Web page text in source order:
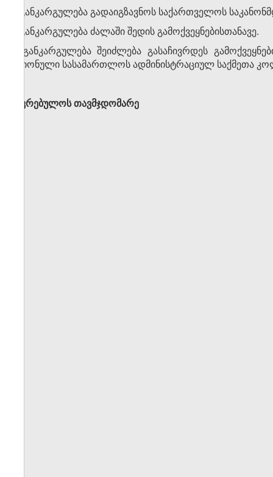
4. განკარგულება გადაიგზავნოს საქართველოს
5. განკარგულება ძალაში შედის გამოქვეყნებისთანავე.
6. განკარგულება შეიძლება გასაჩივრდეს
რაიონული სასამართლოს ადმინისტრაციულ საქმეთა
საკრებულოს თავმჯდომარე ნუკრი